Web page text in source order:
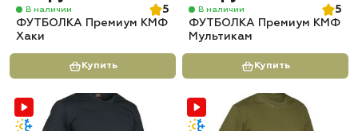
В наличии
5
ФУТБОЛКА Премиум КМФ
Хаки
Купить
В наличии
5
ФУТБОЛКА Премиум КМФ
Мультикам
Купить